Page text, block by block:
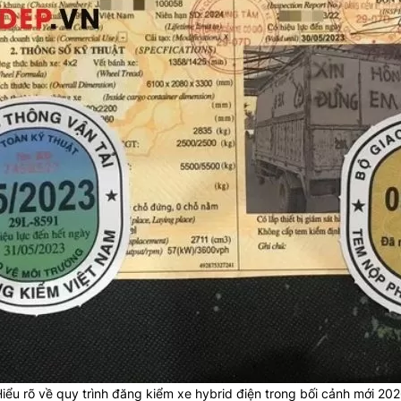
rõ về quy trình đăng kiểm xe hybrid điện trong bối cảnh mới